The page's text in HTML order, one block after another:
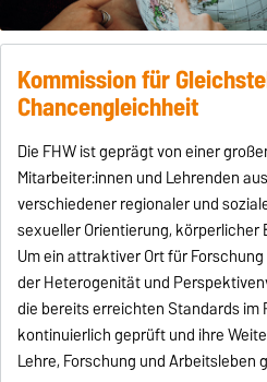
Kommission für
Chancengleichheit
Die FHW ist geprägt von einer
Mitarbeiter:innen und Lehrenden
verschiedener regionaler und
sexueller Orientierung, körperlicher
Um ein attraktiver Ort für
der Heterogenität und
die bereits erreichten Standards im
kontinuierlich geprüft und ihre
Lehre, Forschung und Arbeitsleben